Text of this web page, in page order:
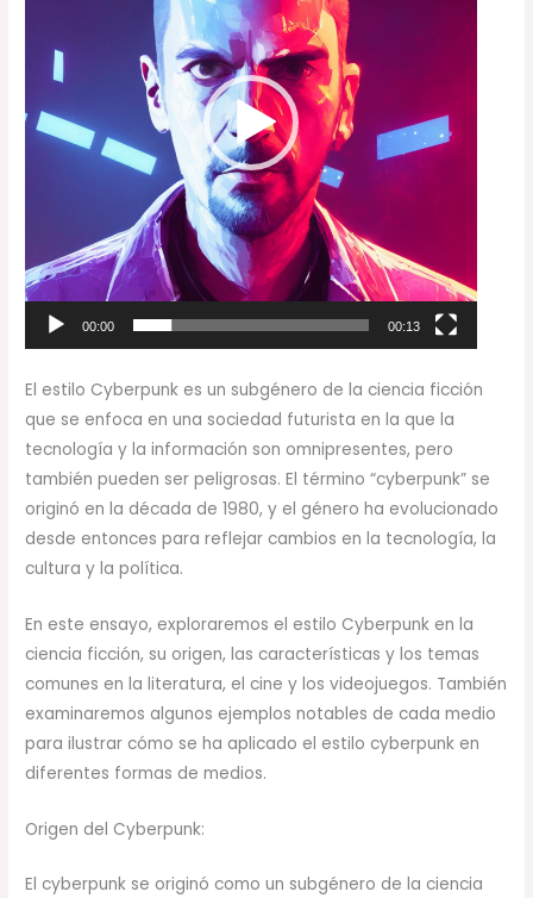
00:00 00:13
El estilo Cyberpunk es un subgénero de la ciencia ficción
que se enfoca en una sociedad futurista en la que la
tecnología y la información son omnipresentes, pero
también pueden ser peligrosas. El término “cyberpunk” se
originó en la década de 1980, y el género ha evolucionado
desde entonces para reflejar cambios en la tecnología, la
cultura y la política.
En este ensayo, exploraremos el estilo Cyberpunk en la
ciencia ficción, su origen, las características y los temas
comunes en la literatura, el cine y los videojuegos. También
examinaremos algunos ejemplos notables de cada medio
para ilustrar cómo se ha aplicado el estilo cyberpunk en
diferentes formas de medios.
Origen del Cyberpunk:
El cyberpunk se originó como un subgénero de la ciencia